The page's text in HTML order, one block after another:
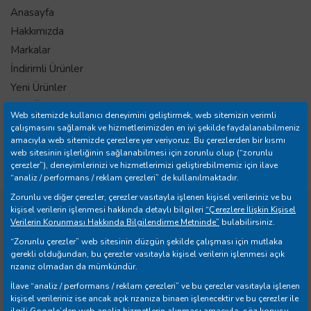
Anasayfa
Hakkımızda
Markalar
İndirimli Ürünler
Yeni Ürünler
Tüm Ürünler
İletişim
Mağazalar
Banka Hesap Bilgileri
Copyright © 2026 Yılmazer Ev Gereçleri İth. İhr. San. ve Tic.
A.Ş. Tüm Hakları Saklıdır.
Web sitemizde kullanıcı deneyimini geliştirmek, web sitemizin verimli
çalışmasını sağlamak ve hizmetlerimizden en iyi şekilde faydalanabilmeniz
amacıyla web sitemizde çerezlere yer veriyoruz. Bu çerezlerden bir kısmı
web sitesinin işlerliğinin sağlanabilmesi için zorunlu olup (“zorunlu
çerezler”), deneyimlerinizi ve hizmetlerimizi geliştirebilmemiz için ilave
“analiz / performans / reklam çerezleri” de kullanılmaktadır.
Zorunlu ve diğer çerezler, çerezler vasıtayla işlenen kişisel verileriniz ve bu
kişisel verilerin işlenmesi hakkında detaylı bilgileri “Çerezlere İlişkin Kişisel
Verilerin Korunması Hakkında Bilgilendirme Metninde” bulabilirsiniz.
“Zorunlu çerezler” web sitesinin düzgün şekilde çalışması için mutlaka
gerekli olduğundan, bu çerezler vasıtayla kişisel verilerin işlenmesi açık
rızanız olmadan da mümkündür.
İlave “analiz / performans / reklam çerezleri” ve bu çerezler vasıtayla işlenen
kişisel verileriniz ise ancak açık rızanıza binaen işlenecektir ve bu çerezler ile